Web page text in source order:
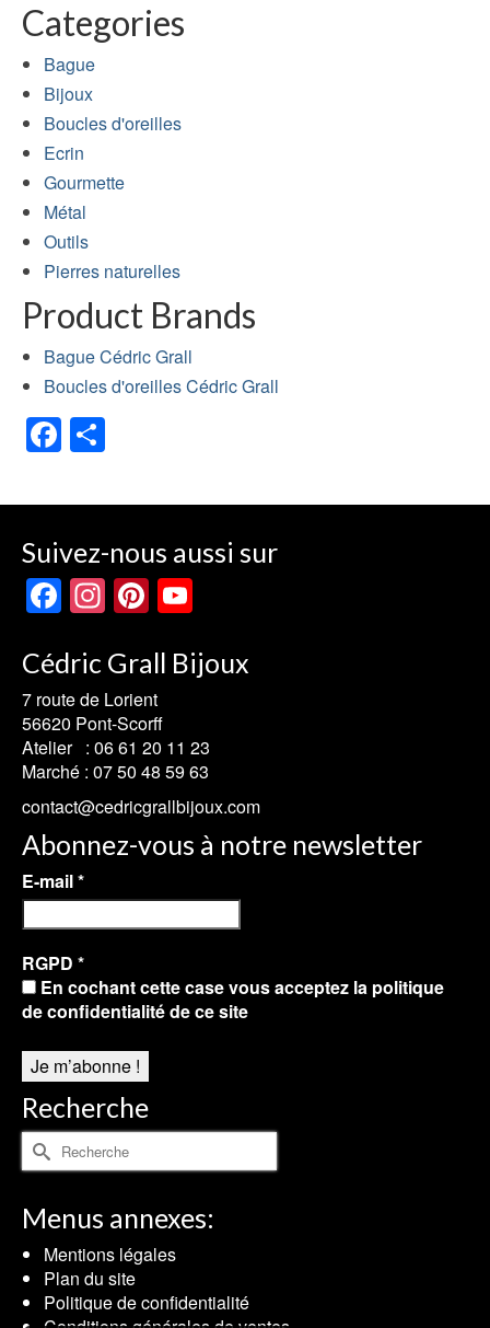
Categories
Bague
Bijoux
Boucles d'oreilles
Ecrin
Gourmette
Métal
Outils
Pierres naturelles
Product Brands
Bague Cédric Grall
Boucles d'oreilles Cédric Grall
Facebook
Suivez-nous aussi sur
Facebook
Instagram
Pinterest
Cédric Grall Bijoux
7 route de Lorient
56620 Pont-Scorff
Atelier : 06 61 20 11 23
Marché : 07 50 48 59 63
contact@cedricgrallbijoux.com
Abonnez-vous à notre newsletter
E-mail*
RGPD *
En cochant cette case vous acceptez la politique
de confidentialité de ce site
Recherche
Rechercher :
Menus annexes:
Mentions légales
Plan du site
Politique de confidentialité